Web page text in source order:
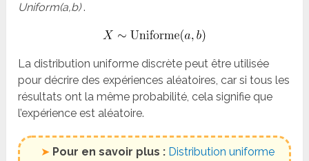
Uniform(a,b).
La distribution uniforme discrète peut être utilisée
pour décrire des expériences aléatoires, car si tous les
résultats ont la même probabilité, cela signifie que
l’expérience est aléatoire.
➤ Pour en savoir plus : Distribution uniforme